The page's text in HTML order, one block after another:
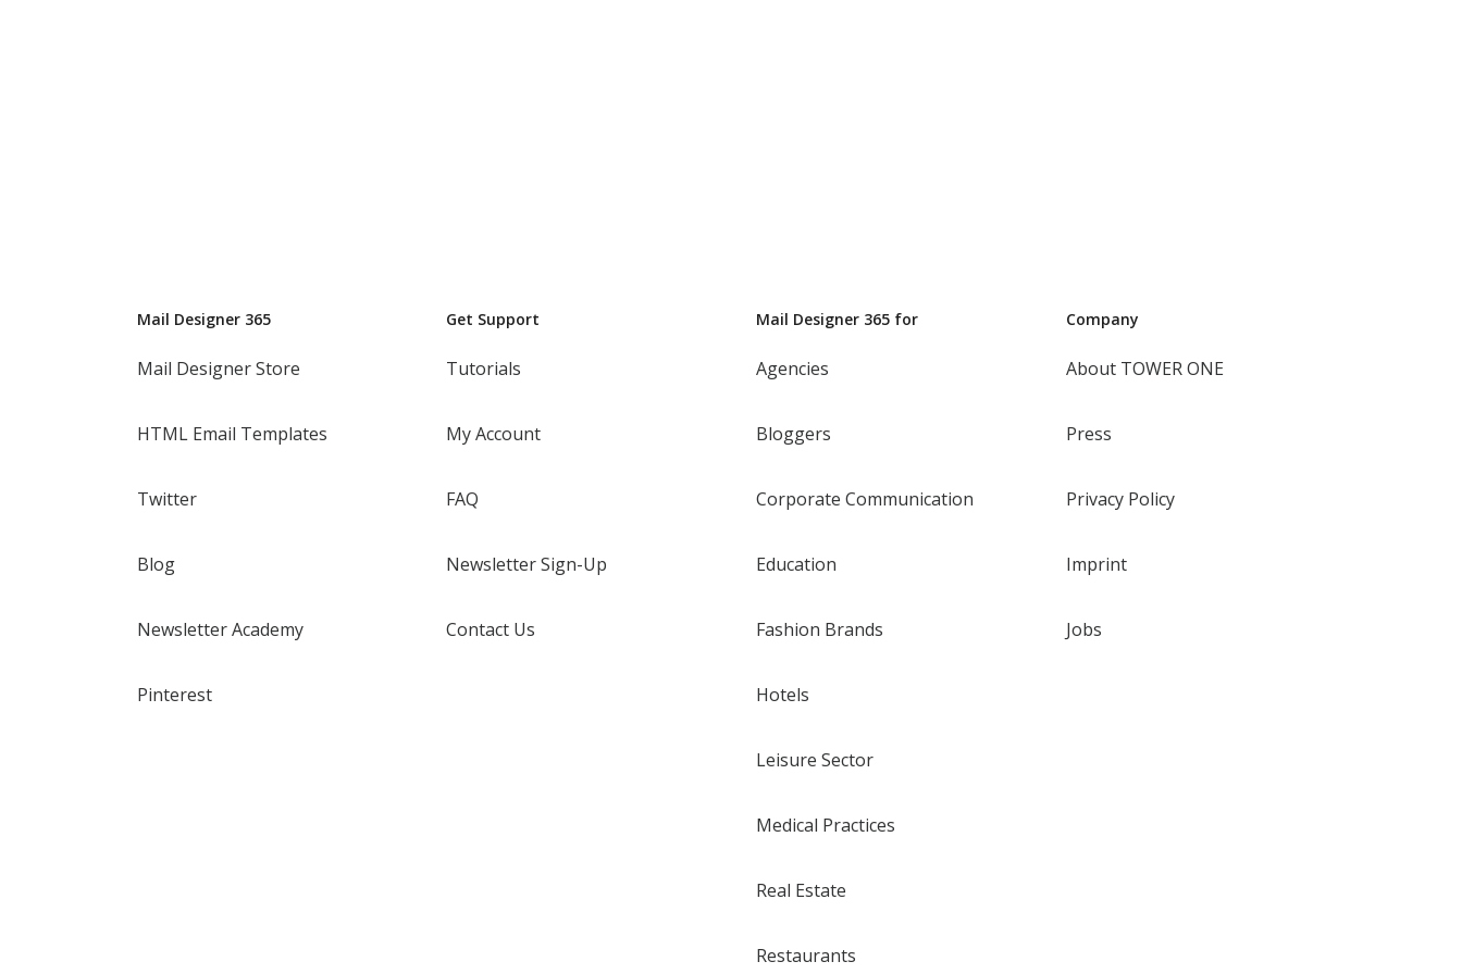
Mail Designer 365
Mail Designer Store
HTML Email Templates
Twitter
Blog
Newsletter Academy
Pinterest
Get Support
Tutorials
My Account
FAQ
Newsletter Sign-Up
Contact Us
Mail Designer 365 for
Agencies
Bloggers
Corporate Communication
Education
Fashion Brands
Hotels
Leisure Sector
Medical Practices
Real Estate
Restaurants
Company
About TOWER ONE
Press
Privacy Policy
Imprint
Jobs